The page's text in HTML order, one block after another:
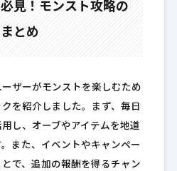
見！モンスト攻略の
とめ
ザーがモンストを楽しむため
を紹介しました。まず、毎日
し、オーブやアイテムを地道
また、イベントやキャンペー
で、追加の報酬を得るチャン